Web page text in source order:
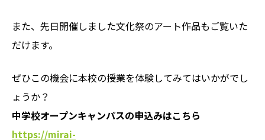
また、先日開催しました文化祭のアート作品もご覧いた
だけます。
ぜひこの機会に本校の授業を体験してみてはいかがでし
ょうか？
中学校オープンキャンパスの申込みはこちら
https://mirai-